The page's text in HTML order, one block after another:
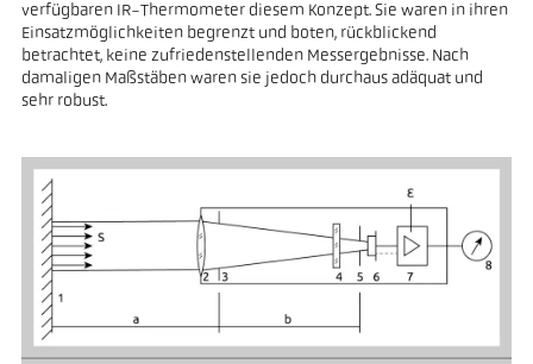
verfügbaren IR-Thermometer diesem Konzept. Sie waren in ihren
Einsatzmöglichkeiten begrenzt und boten, rückblickend
betrachtet, keine zufriedenstellenden Messergebnisse. Nach
damaligen Maßstäben waren sie jedoch durchaus adäquat und
sehr robust.